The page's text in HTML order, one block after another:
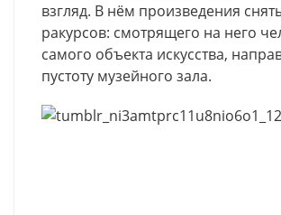
взгляд. В нём произведения
ракурсов: смотрящего на него
самого объекта искусства,
пустоту музейного зала.